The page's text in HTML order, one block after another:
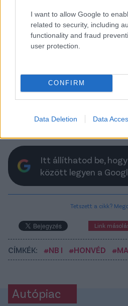
I want to allow Google to
related to security, including
functionality and fraud
user protection.
CONFIRM
Data Deletion Data
fiatal magyar
A DAC magyarja, Tuboly Máté
átigazolási időszakban.
Itt állíthatod be,
között legyen a
Tetszett a cikk?
Link
CÍMKÉK: #NB I #HONVÉD
Autópiac